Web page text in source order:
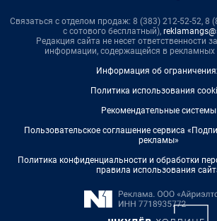
Связаться с отделом продаж: 8 (383) 212-52-52, 8
с сотового бесплатный),
Редакция сайта не несет ответственности
информации, содержащейся в рекламных
Информация об
Политика использования
Рекомендательные системы
Пользовательское соглашение сервиса
рекламы»
Политика конфиденциальности и обработки
правила использования